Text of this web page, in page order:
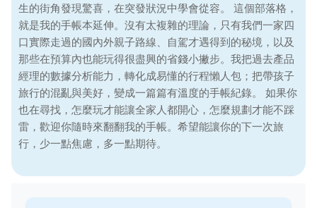
生的街角發現驚喜，在突發狀況中學會從容。 這個部落格，
就是我的手帳本延伸。沒有太複雜的理論，只有我們一家四
口實際走過的國內外親子路線、自駕才遇得到的秘境，以及
那些在預算內也能玩得很盡興的省錢小撇步。我把過去產品
經理的數據分析能力，轉化成易懂的行程懶人包；把帶孩子
旅行的混亂與美好，變成一篇篇有溫度的手帳紀錄。 如果你
也在尋找，怎麼玩才能讓全家人都開心，怎麼規劃才能不踩
雷，歡迎你隨時來翻翻我的手帳。希望能讓你的下一次旅
行，少一點焦慮，多一點期待。